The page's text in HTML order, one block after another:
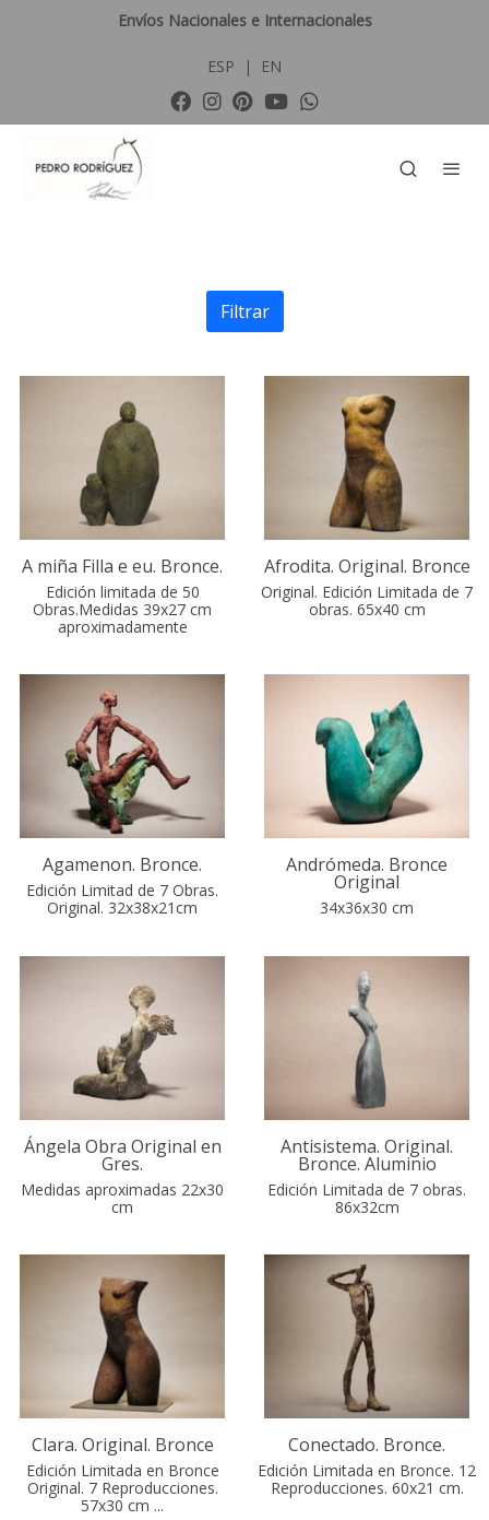
Envíos Nacionales e Internacionales
ESP | EN
Filtrar
A miña Filla e eu. Bronce.
Edición limitada de 50
Obras.Medidas 39x27 cm
aproximadamente
Afrodita. Original. Bronce
Original. Edición Limitada de 7
obras. 65x40 cm
Agamenon. Bronce.
Edición Limitad de 7 Obras.
Original. 32x38x21cm
Andrómeda. Bronce
Original
34x36x30 cm
Ángela Obra Original en
Gres.
Medidas aproximadas 22x30
cm
Antisistema. Original.
Bronce. Aluminio
Edición Limitada de 7 obras.
86x32cm
Clara. Original. Bronce
Edición Limitada en Bronce
Original. 7 Reproducciones.
57x30 cm ...
Conectado. Bronce.
Edición Limitada en Bronce. 12
Reproducciones. 60x21 cm.